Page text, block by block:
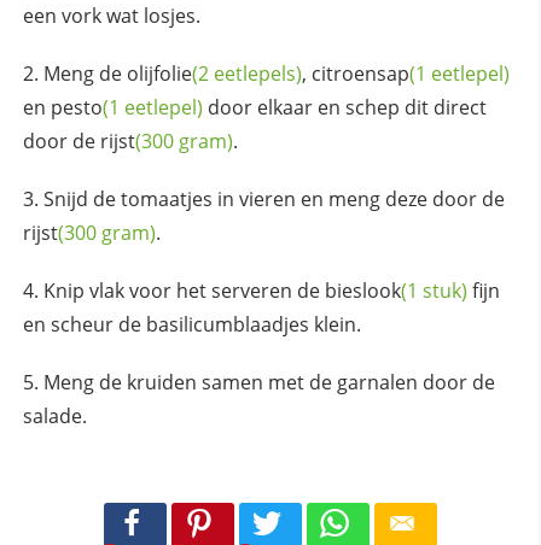
een vork wat losjes.
Meng de olijfolie(2 eetlepels), citroensap(1 eetlepel)
en pesto(1 eetlepel) door elkaar en schep dit direct
door de rijst(300 gram).
Snijd de tomaatjes in vieren en meng deze door de
rijst(300 gram).
Knip vlak voor het serveren de bieslook(1 stuk) fijn
en scheur de basilicumblaadjes klein.
Meng de kruiden samen met de garnalen door de
salade.